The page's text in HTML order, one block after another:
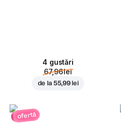
4 gustări
67,96 lei
de la 55,99 lei
ofertă